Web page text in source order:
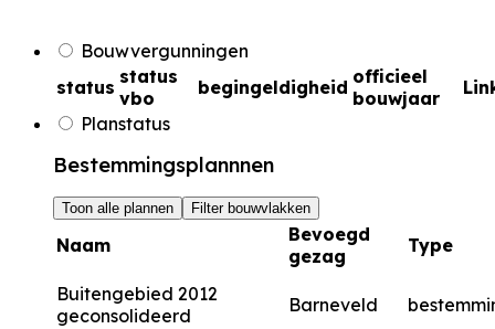
Bouwvergunningen
status status
vbo
begingeldigheid officieel
bouwjaar
Planstatus
Bestemmingsplannnen
Toon alle plannen Filter bouwvlakken
Naam
Bevoegd
gezag
Type
Buitengebied 2012
geconsolideerd
Barneveld